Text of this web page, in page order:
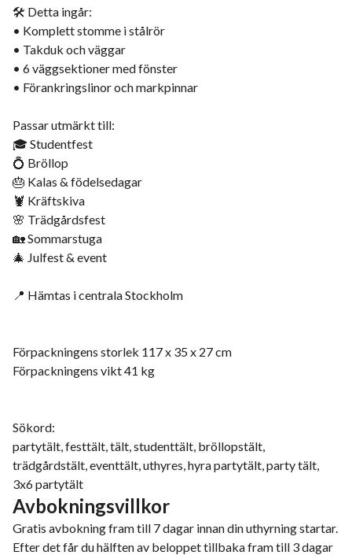
🛠 Detta ingår:
• Komplett stomme i stålrör
• Takduk och väggar
• 6 väggsektioner med fönster
• Förankringslinor och markpinnar
Passar utmärkt till:
🎓 Studentfest
💍 Bröllop
🎂 Kalas & födelsedagar
🦞 Kräftskiva
🌸 Trädgårdsfest
🏡 Sommarstuga
🎄 Julfest & event
📍 Hämtas i centrala Stockholm
Förpackningens storlek 117 x 35 x 27 cm
Förpackningens vikt 41 kg
Sökord:
partytält, festtält, tält, studenttält, bröllopstält,
trädgårdstält, eventtält, uthyres, hyra partytält, party tält,
3x6 partytält
Avbokningsvillkor
Gratis avbokning fram till 7 dagar innan din uthyrning startar.
Efter det får du hälften av beloppet tillbaka fram till 3 dagar